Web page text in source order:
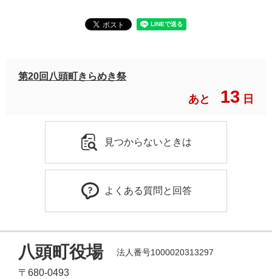
第20回八頭町きらめき祭
あと 13 日
見つからないときは
よくある質問と回答
八頭町役場 法人番号1000020313297
〒680-0493